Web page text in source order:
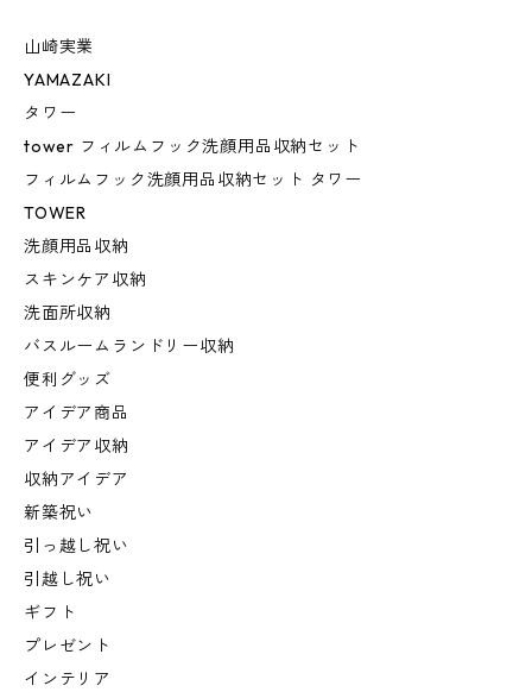
山崎実業
YAMAZAKI
タワー
tower フィルムフック洗顔用品収納セット
フィルムフック洗顔用品収納セット タワー
TOWER
洗顔用品収納
スキンケア収納
洗面所収納
バスルームランドリー収納
便利グッズ
アイデア商品
アイデア収納
収納アイデア
新築祝い
引っ越し祝い
引越し祝い
ギフト
プレゼント
インテリア